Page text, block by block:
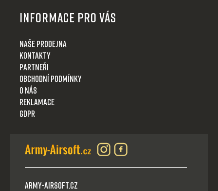
Informace pro Vás
Naše prodejna
Kontakty
Partneři
Obchodní podmínky
O nás
Reklamace
GDPR
Army-Airsoft.cz